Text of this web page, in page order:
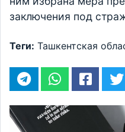
заключения под
Теги: Ташкентская